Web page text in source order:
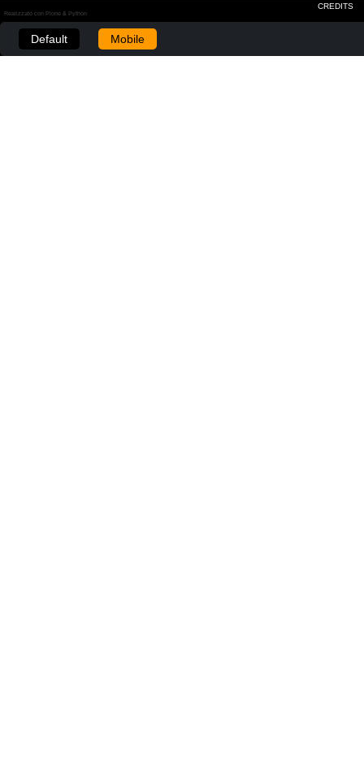
CREDITS
Realizzato con Plone & Python
Default Mobile